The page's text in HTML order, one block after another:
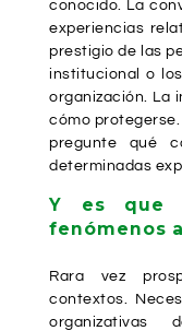
conocido. La
experiencias
prestigio de las
institucional o
organización. La
cómo
pregunte qué
determinadas
Y es que
fenómenos
Rara vez
contextos.
organizativas